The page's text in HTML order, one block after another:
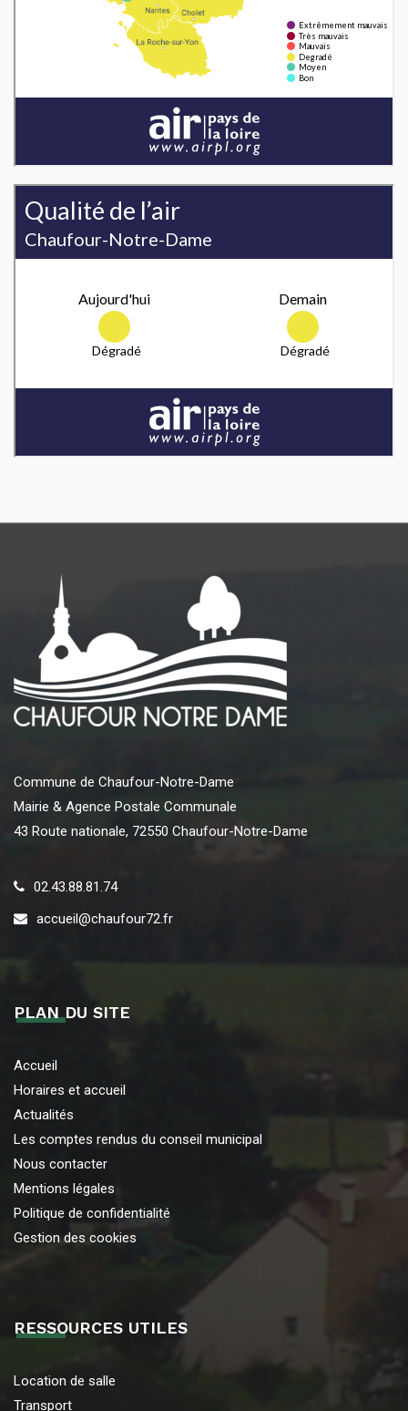
Commune de Chaufour-Notre-Dame
Mairie & Agence Postale Communale
43 Route nationale, 72550 Chaufour-Notre-Dame
02.43.88.81.74
accueil@chaufour72.fr
PLAN DU SITE
Accueil
Horaires et accueil
Actualités
Les comptes rendus du conseil municipal
Nous contacter
Mentions légales
Politique de confidentialité
Gestion des cookies
RESSOURCES UTILES
Location de salle
Transport